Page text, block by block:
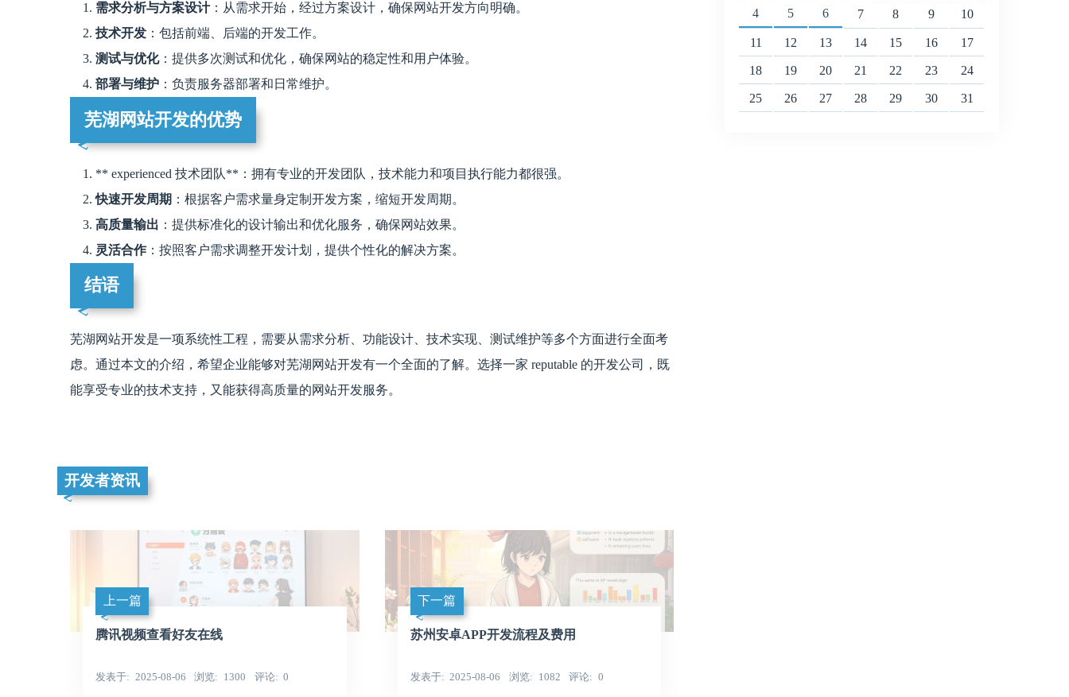
需求分析与方案设计：从需求开始，经过方案设计，确保网站开发方向明确。
技术开发 ：包括前端、后端的开发工作。
测试与优化：提供多次测试和优化，确保网站的稳定性和用户体验。
部署与维护 ：负责服务器部署和日常维护。
芜湖网站开发的优势
** experienced 技术团队**：拥有专业的开发团队，技术能力和项目执行能力都很强。
快速开发周期 ：根据客户需求量身定制开发方案，缩短开发周期。
高质量输出 ：提供标准化的设计输出和优化服务，确保网站效果。
灵活合作：按照客户需求调整开发计划，提供个性化的解决方案。
结语
芜湖网站开发是一项系统性工程，需要从需求分析、功能设计、技术实现、测试维护等多个方面进行全面考
虑。通过本文的介绍，希望企业能够对芜湖网站开发有一个全面的了解。选择一家 reputable 的开发公司，既
能享受专业的技术支持，又能获得高质量的网站开发服务。
开发者资讯
上一篇
腾讯视频查看好友在线
发表于 2025-08-06 浏览 1300 评论 0
下一篇
苏州安卓APP开发流程及费用
发表于 2025-08-06 浏览 1082 评论 0
4 5 6 7 8 9 10
11 12 13 14 15 16 17
18 19 20 21 22 23 24
25 26 27 28 29 30 31